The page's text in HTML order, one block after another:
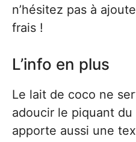
n’hésitez pas à
frais !
L’info en plus
Le lait de coco ne
adoucir le piquant
apporte aussi une